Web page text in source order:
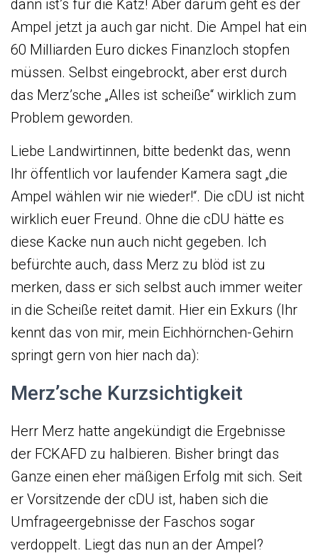
dann ist’s für die Katz! Aber darum geht es der
Ampel jetzt ja auch gar nicht. Die Ampel hat ein
60 Milliarden Euro dickes Finanzloch stopfen
müssen. Selbst eingebrockt, aber erst durch
das Merz’sche „Alles ist scheiße“ wirklich zum
Problem geworden.
Liebe Landwirtinnen, bitte bedenkt das, wenn
Ihr öffentlich vor laufender Kamera sagt „die
Ampel wählen wir nie wieder!“. Die cDU ist nicht
wirklich euer Freund. Ohne die cDU hätte es
diese Kacke nun auch nicht gegeben. Ich
befürchte auch, dass Merz zu blöd ist zu
merken, dass er sich selbst auch immer weiter
in die Scheiße reitet damit. Hier ein Exkurs (Ihr
kennt das von mir, mein Eichhörnchen-Gehirn
springt gern von hier nach da):
Merz’sche Kurzsichtigkeit
Herr Merz hatte angekündigt die Ergebnisse
der FCKAFD zu halbieren. Bisher bringt das
Ganze einen eher mäßigen Erfolg mit sich. Seit
er Vorsitzende der cDU ist, haben sich die
Umfrageergebnisse der Faschos sogar
verdoppelt. Liegt das nun an der Ampel?